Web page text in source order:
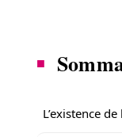
L’existence